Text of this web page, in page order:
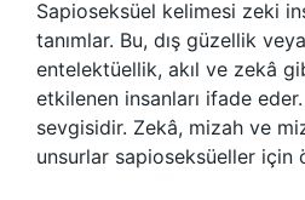
Sapioseksüel kelimesi zeki
tanımlar. Bu, dış güzellik
entelektüellik, akıl ve zekâ
etkilenen insanları ifade
sevgisidir. Zekâ, mizah ve
unsurlar sapioseksüeller için